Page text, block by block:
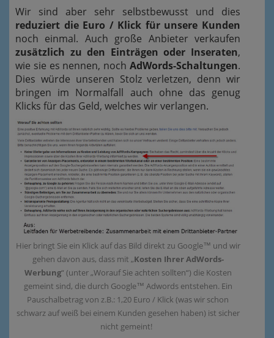
Wir sind aber sehr selbstbewusst und dies
reduziert die Euro / Klick für unsere Kunden
noch einmal. Auch große Anbieter verkaufen
zusätzlich zu den Einträgen oder Inseraten,
wie sie es nennen, noch AdWords-Schaltungen.
Dies würde unseren Stolz verletzen, denn wir
bringen im Normalfall auch ohne das genug
Klicks für das Geld, welches wir verlangen.
Hier bringt Sie ein Klick auf das Bild direkt zu Google™ und wir
gehen davon aus, dass mit „Kosten Ihrer AdWords-
Werbung“ (unter „Worauf Sie achten sollten“) die Kosten
gemeint sind, die durch Google™ Adwords entstehen. Ein
Pauschalbetrag von z.B.: 1,20 Euro / Klick (was wir schon
schwarz auf weiß bei einem Kunden gesehen haben) ist sicher
nicht gemeint!